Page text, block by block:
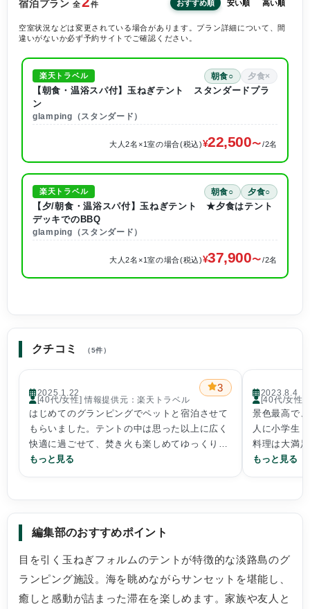
宿泊プラン 全 件 おすすめ順 安い順 高い順
空室状況などは変更されている場合があります。プラン詳細について、間
違いがないか必ず予約サイトでご確認ください。
楽天トラベル 朝食○ 夕食×
【朝食・温浴スパ付】玉ねぎテント スタンダードプラ
ン
glamping（スタンダード）
大人2名×1室の場合(税込) 22,500 /2名
楽天トラベル 朝食○ 夕食○
【夕/朝食・温浴スパ付】玉ねぎテント ★夕食はテント
デッキでのBBQ
glamping（スタンダード）
大人2名×1室の場合(税込) 37,900 /2名
クチコミ （5件）
2025.1.22 3
[40代/女性] 情報提供元：楽天トラベル
はじめてのグランピングでペットと宿泊させて
もらいました。テントの中は思った以上に広く
快適に過ごせて、焚き火も楽しめてゆっくり良
い時間が過ごせました。女性のスタッフさんの
ただ、就寝時に他の方の声が騒がしいことや野
常時に常駐されていないのも仕方ないことかも
しれませんがかなり不安がありました。
また、ペット対応なのにペットの足を洗う場所
もっと見る
2023.8.4
[40代/女性]
景色最高で
人に小学生
料理は大満
焼けが抜群
もっと見る
編集部のおすすめポイント
目を引く玉ねぎフォルムのテントが特徴的な淡路島のグ
ランピング施設。海を眺めながらサンセットを堪能し、
癒しと感動が詰まった滞在を楽しめます。家族や友人と